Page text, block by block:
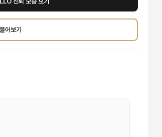
어보기